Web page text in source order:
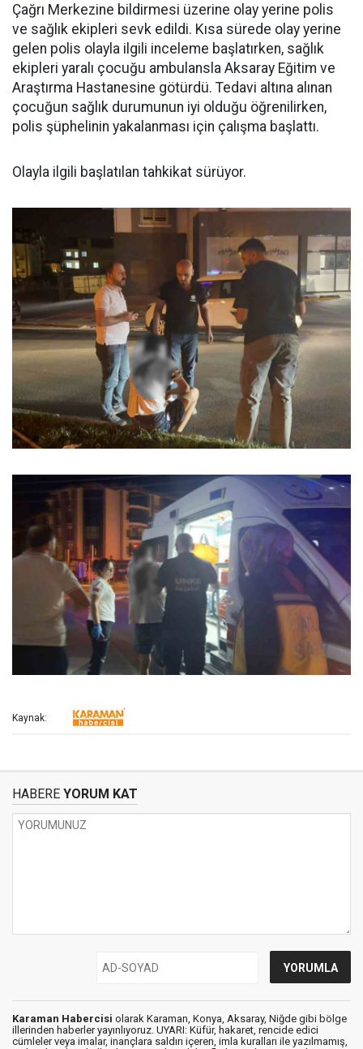
Çağrı Merkezine bildirmesi üzerine olay yerine polis
ve sağlık ekipleri sevk edildi. Kısa sürede olay yerine
gelen polis olayla ilgili inceleme başlatırken, sağlık
ekipleri yaralı çocuğu ambulansla Aksaray Eğitim ve
Araştırma Hastanesine götürdü. Tedavi altına alınan
çocuğun sağlık durumunun iyi olduğu öğrenilirken,
polis şüphelinin yakalanması için çalışma başlattı.
Olayla ilgili başlatılan tahkikat sürüyor.
Kaynak:
HABERE YORUM KAT
Karaman Habercisi olarak Karaman, Konya, Aksaray, Niğde gibi bölge
illerinden haberler yayınlıyoruz. UYARI: Küfür, hakaret, rencide edici
cümleler veya imalar, inançlara saldırı içeren, imla kuralları ile yazılmamış,